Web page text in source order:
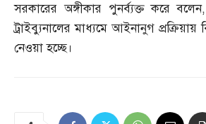
সরকারের অঙ্গীকার পুনর্ব্যক্ত করে বলেন
ট্রাইব্যুনালের মাধ্যমে আইনানুগ প্রক্রিয়ায়
নেওয়া হচ্ছে।